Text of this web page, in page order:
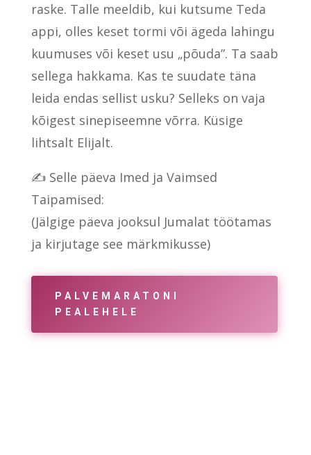
raske. Talle meeldib, kui kutsume Teda
appi, olles keset tormi või ägeda lahingu
kuumuses või keset usu „põuda”. Ta saab
sellega hakkama. Kas te suudate täna
leida endas sellist usku? Selleks on vaja
kõigest sinepiseemne võrra. Küsige
lihtsalt Elijalt.
✍️ Selle päeva Imed ja Vaimsed
Taipamised:
(Jälgige päeva jooksul Jumalat töötamas
ja kirjutage see märkmikusse)
PALVEMARATONI
PEALEHELE